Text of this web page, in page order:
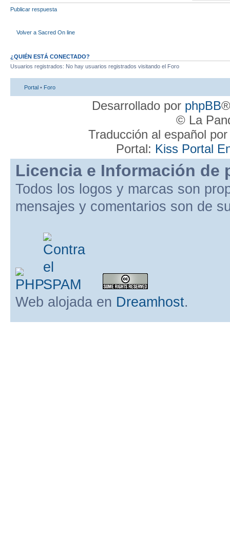
Publicar respuesta
Volver a Sacred On line
¿QUIÉN ESTÁ CONECTADO?
Usuarios registrados: No hay usuarios registrados visitando el Foro
Portal • Foro
Desarrollado por phpBB
© La
Traducción al español
Portal: Kiss Portal
Licencia e Información de
Todos los logos y marcas son
mensajes y comentarios son de
Web alojada en Dreamhost.